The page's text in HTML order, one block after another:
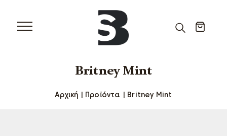
Britney Mint
Αρχική Προϊόντα Britney Mint